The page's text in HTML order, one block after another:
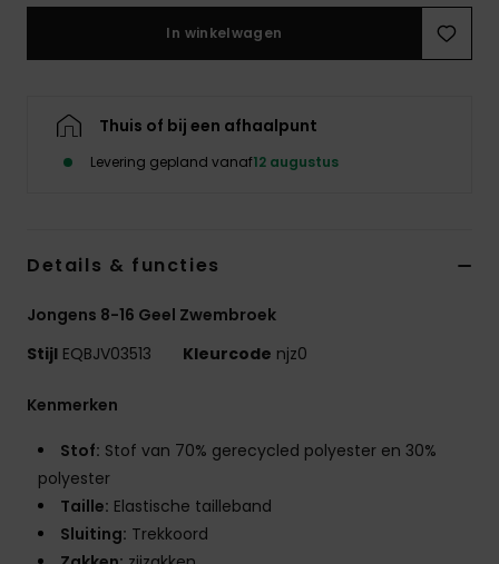
In winkelwagen
Thuis of bij een afhaalpunt
Levering gepland vanaf12 augustus
Details & functies
Jongens 8-16 Geel Zwembroek
Stijl EQBJV03513 Kleurcode njz0
Kenmerken
Stof: Stof van 70% gerecycled polyester en 30%
polyester
Taille: Elastische tailleband
Sluiting: Trekkoord